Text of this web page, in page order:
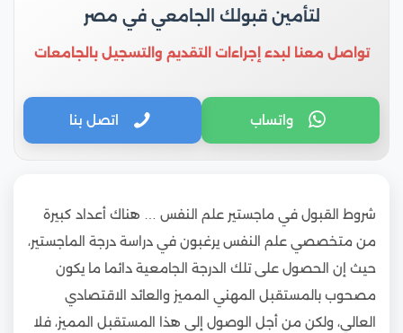
لتأمين قبولك الجامعي في مصر
تواصل معنا لبدء إجراءات التقديم والتسجيل بالجامعات
واتساب اتصل بنا
شروط القبول في ماجستير علم النفس … هناك أعداد كبيرة
من متخصصي علم النفس يرغبون في دراسة درجة الماجستير،
حيث إن الحصول على تلك الدرجة الجامعية دائما ما يكون
مصحوب بالمستقبل المهني المميز والعائد الاقتصادي
العالي، ولكن من أجل الوصول إلى هذا المستقبل المميز، فلا